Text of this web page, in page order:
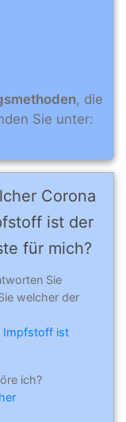
, die
Sie unter:
Corona
ist der
für mich?
Sie
welcher der
Impfstoff ist
ich?